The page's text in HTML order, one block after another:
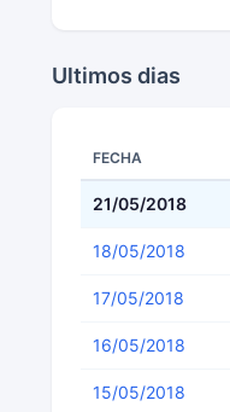
Ultimos dias
FECHA
21/05/2018
18/05/2018
17/05/2018
16/05/2018
15/05/2018